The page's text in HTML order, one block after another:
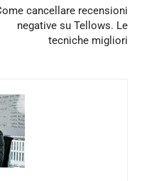
cancellare recensioni
negative su Tellows. Le
tecniche migliori